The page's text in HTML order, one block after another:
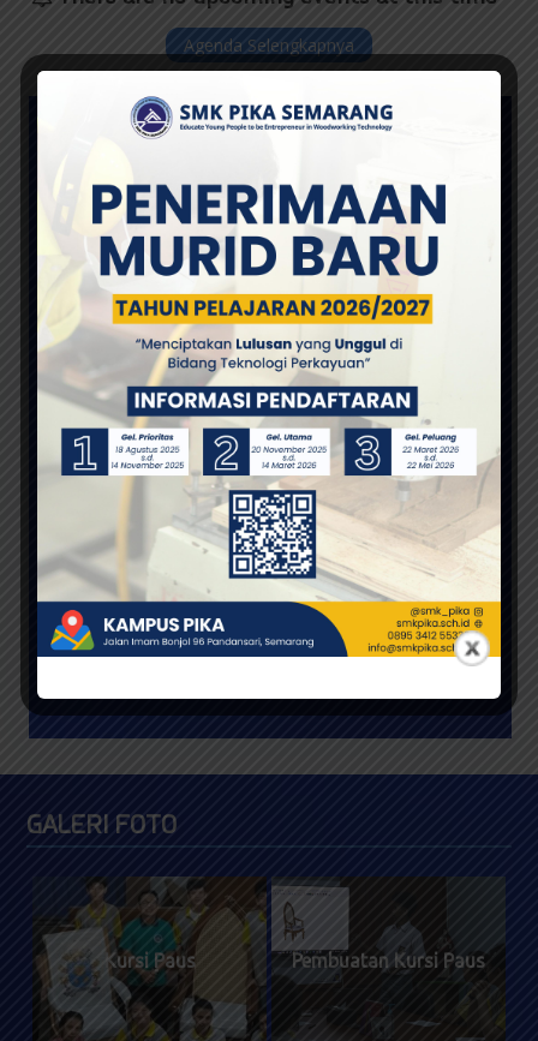
Agenda Selengkapnya
KEPALA SEKOLAH
Salam Sejahtera,
Para pengunjung situs yang berbahagia,
kami ucapkan selamat datang di situs SMK
PIKA SEMARANG ini.
GALERI FOTO
Kursi Paus Pembuatan Kursi Paus